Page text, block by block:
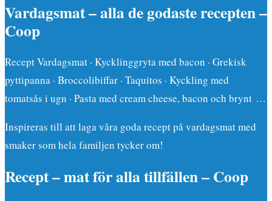
Vardagsmat – alla de godaste recepten –
Coop
Recept Vardagsmat · Kycklinggryta med bacon · Grekisk
pyttipanna · Broccolibiffar · Taquitos · Kyckling med
tomatsås i ugn · Pasta med cream cheese, bacon och brynt …
Inspireras till att laga våra goda recept på vardagsmat med
smaker som hela familjen tycker om!
Recept – mat för alla tillfällen – Coop